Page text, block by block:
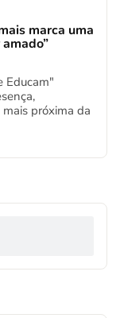
marca uma
Educam"
próxima da